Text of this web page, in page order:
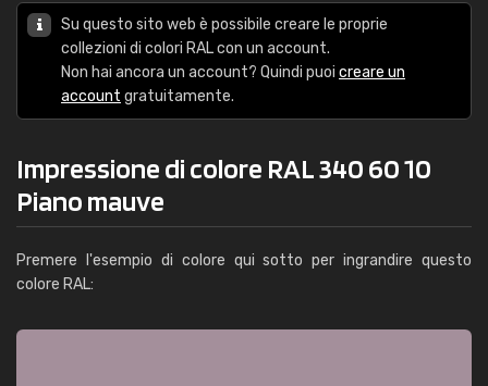
Su questo sito web è possibile creare le proprie
collezioni di colori RAL con un account.
Non hai ancora un account? Quindi puoi creare un
account gratuitamente.
Impressione di colore RAL 340 60 10
Piano mauve
Premere l'esempio di colore qui sotto per ingrandire questo
colore RAL: